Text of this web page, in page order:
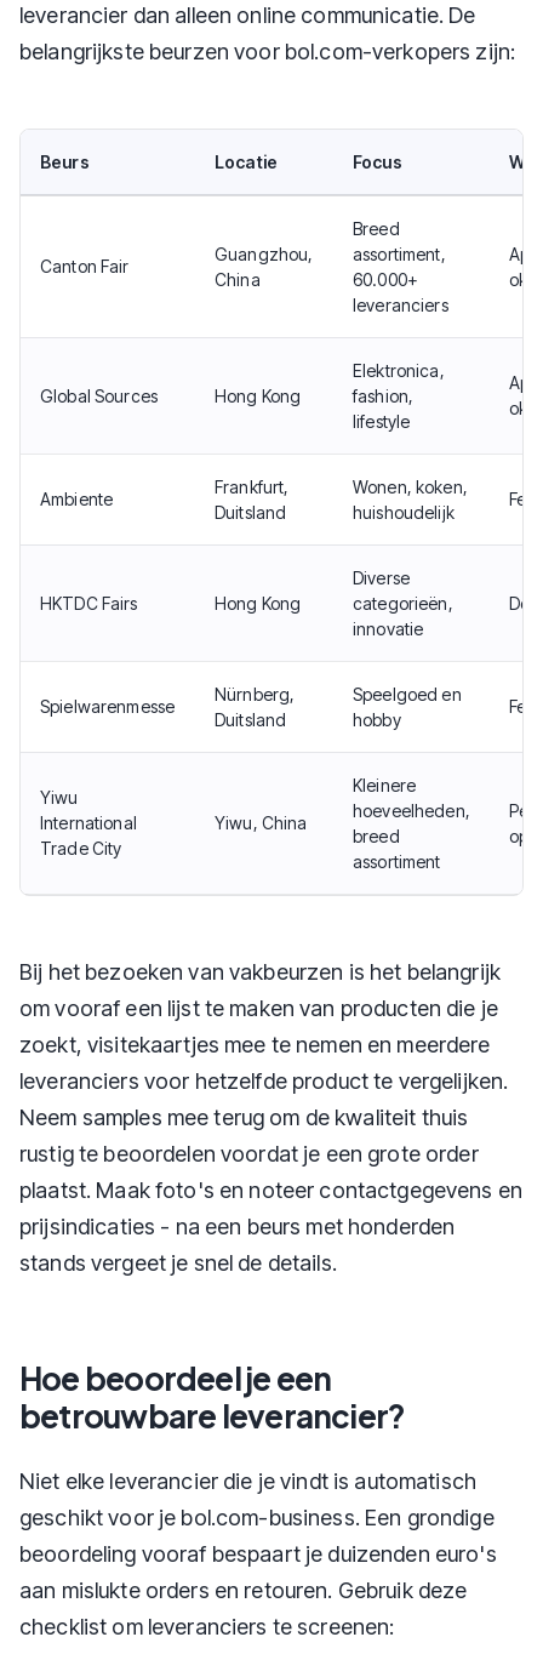
leverancier dan alleen online communicatie. De
belangrijkste beurzen voor bol.com-verkopers zijn:
Beurs Locatie Focus
Canton Fair
Guangzhou,
China
Breed
assortiment,
60.000+
leveranciers
Global Sources Hong Kong
Elektronica,
fashion,
lifestyle
Ambiente
Frankfurt,
Duitsland
Wonen, koken,
huishoudelijk
HKTDC Fairs Hong Kong
Diverse
categorieën,
innovatie
Spielwarenmesse
Nürnberg,
Duitsland
Speelgoed en
hobby
Yiwu
International
Trade City
Yiwu, China
Kleinere
hoeveelheden,
breed
assortiment
Bij het bezoeken van vakbeurzen is het belangrijk
om vooraf een lijst te maken van producten die je
zoekt, visitekaartjes mee te nemen en meerdere
leveranciers voor hetzelfde product te vergelijken.
Neem samples mee terug om de kwaliteit thuis
rustig te beoordelen voordat je een grote order
plaatst. Maak foto's en noteer contactgegevens en
prijsindicaties - na een beurs met honderden
stands vergeet je snel de details.
Hoe beoordeel je een
betrouwbare leverancier?
Niet elke leverancier die je vindt is automatisch
geschikt voor je bol.com-business. Een grondige
beoordeling vooraf bespaart je duizenden euro's
aan mislukte orders en retouren. Gebruik deze
checklist om leveranciers te screenen: